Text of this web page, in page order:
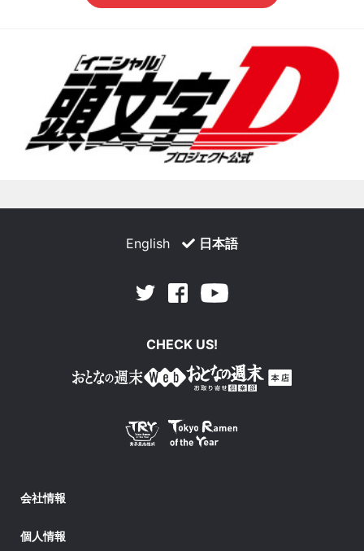
English 日本語
Twitter Facebook
CHECK US!
会社情報
個人情報